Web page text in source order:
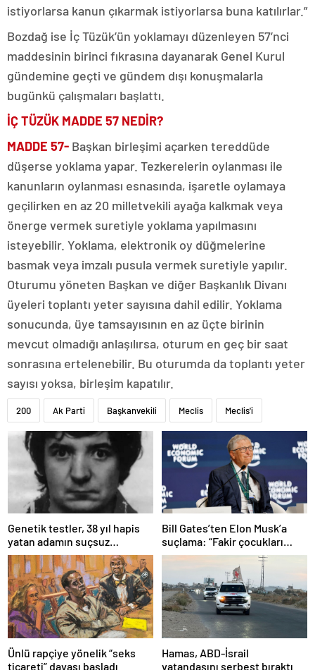
istiyorlarsa kanun çıkarmak istiyorlarsa buna katılırlar.”
Bozdağ ise İç Tüzük’ün yoklamayı düzenleyen 57’nci
maddesinin birinci fıkrasına dayanarak Genel Kurul
gündemine geçti ve gündem dışı konuşmalarla
bugünkü çalışmaları başlattı.
İÇ TÜZÜK MADDE 57 NEDİR?
MADDE 57- Başkan birleşimi açarken tereddüde
düşerse yoklama yapar. Tezkerelerin oylanması ile
kanunların oylanması esnasında, işaretle oylamaya
geçilirken en az 20 milletvekili ayağa kalkmak veya
önerge vermek suretiyle yoklama yapılmasını
isteyebilir. Yoklama, elektronik oy düğmelerine
basmak veya imzalı pusula vermek suretiyle yapılır.
Oturumu yöneten Başkan ve diğer Başkanlık Divanı
üyeleri toplantı yeter sayısına dahil edilir. Yoklama
sonucunda, üye tamsayısının en az üçte birinin
mevcut olmadığı anlaşılırsa, oturum en geç bir saat
sonrasına ertelenebilir. Bu oturumda da toplantı yeter
sayısı yoksa, birleşim kapatılır.
200 Ak Parti Başkanvekili Meclis Meclis'i
Genetik testler, 38 yıl hapis
yatan adamın suçsuz
olduğunu ortaya çıkardı
Bill Gates’ten Elon Musk’a
suçlama: “Fakir çocukları
öldürdü”
Ünlü rapçiye yönelik “seks
ticareti” davası başladı
Hamas, ABD-İsrail
vatandaşını serbest bıraktı